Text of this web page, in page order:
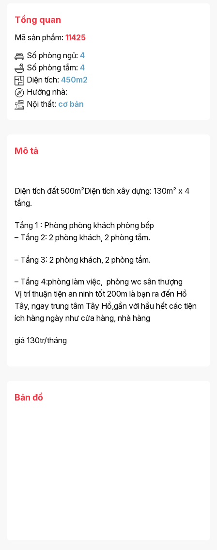
Tổng quan
Mã sản phẩm: 11425
Số phòng ngủ: 4
Số phòng tắm: 4
Diện tích: 450m2
Hướng nhà:
Nội thất: cơ bản
Mô tả
Diện tích đất 500m²Diện tích xây dựng: 130m² x 4
tầng.
Tầng 1 : Phòng phòng khách phòng bếp
– Tầng 2: 2 phòng khách, 2 phòng tắm.
– Tầng 3: 2 phòng khách, 2 phòng tắm.
– Tầng 4:phòng làm việc, phòng wc sân thượng
Vị trí thuận tiện an ninh tốt 200m là bạn ra đến Hồ
Tây, ngay trung tâm Tây Hồ,gần với hầu hết các tiện
ích hàng ngày như cửa hàng, nhà hàng
giá 130tr/tháng
Bản đồ